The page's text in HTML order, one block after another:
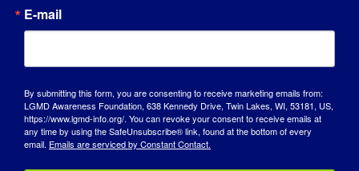
spotkaniach Rady, wyrażamy nasze obawy i
opinie dotyczące lokalnych młodych ludzi w
wydarzenia.
JAK CHOROBA ALZHEIMERA WPŁYNĘŁA
NA TO, ŻE STAŁEŚ SIĘ OSOBĄ, KTÓRĄ
JESTEŚ DZISIAJ:
E-mail
By submitting this form, you are consenting to receive marketing emails from:
LGMD Awareness Foundation, 638 Kennedy Drive, Twin Lakes, WI, 53181, US,
https://www.lgmd-info.org/. You can revoke your consent to receive emails at
any time by using the SafeUnsubscribe® link, found at the bottom of every
email. Emails are serviced by Constant Contact.